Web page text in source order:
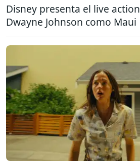
Disney presenta el live
Dwayne Johnson como Maui